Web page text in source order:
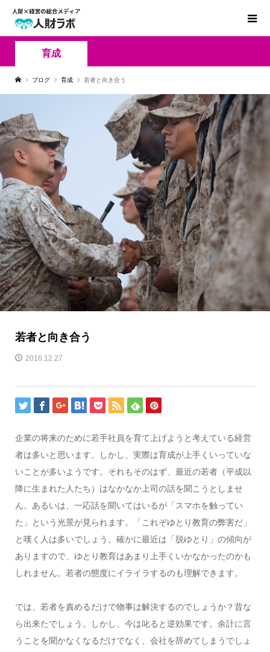
育成
ブログ 育成 若者と向き合う
若者と向き合う
2016.12.27
企業の将来のために若手社員を育て上げようと考えている経営
者は多いと思います。しかし、実際は育成が上手くいっていな
いことが多いようです。それもそのはず、最近の若者（平成以
降に生まれた人たち）はなかなか上司の話を聞こうとしませ
ん。あるいは、一応話を聞いてはいるが「スマホを触ってい
た」という光景が見られます。「これぞゆとり教育の弊害だ」
と嘆く人は多いでしょう。確かに最近は「脱ゆとり」の傾向が
ありますので、ゆとり教育はあまり上手くいかなかったのかも
しれません。若者の態度にイライラするのも理解できます。
では、若者を責めるだけで物事は解決するのでしょうか？昔な
ら出来たでしょう。しかし、今は叱ると逆効果です。余計に言
うことを聞かなくなるだけでなく、会社を辞めてしまうでしょ